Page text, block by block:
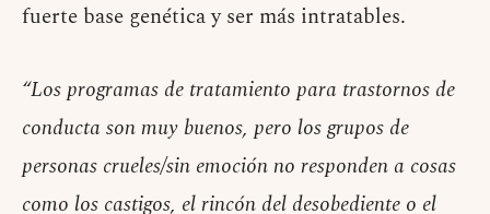
fuerte base genética y ser más intratables.
“Los programas de tratamiento para trastornos de
conducta son muy buenos, pero los grupos de
personas crueles/sin emoción no responden a cosas
como los castigos, el rincón del desobediente o el